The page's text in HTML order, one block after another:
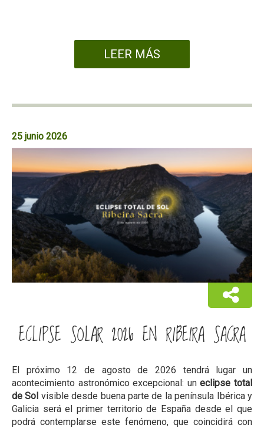
LEER MÁS
25 junio 2026
ECLIPSE SOLAR 2026 EN RIBEIRA SACRA
El próximo 12 de agosto de 2026 tendrá lugar un
acontecimiento astronómico excepcional: uneclipse total
de Sol visible desde buena parte de la península Ibérica y
Galicia será el primer territorio de España desde el que
podrá contemplarse este fenómeno, que coincidirá con